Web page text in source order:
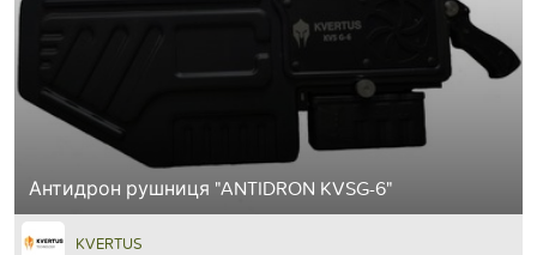
Антидрон рушниця "ANTIDRON KVSG-6"
KVERTUS